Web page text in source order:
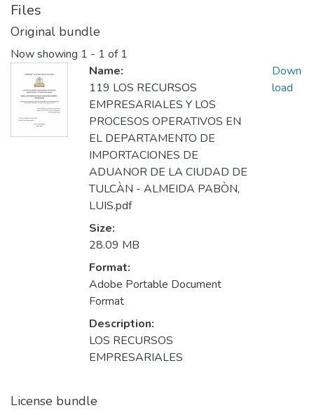
Files
Original bundle
Now showing 1 - 1 of 1
Name:
119 LOS RECURSOS
EMPRESARIALES Y LOS
PROCESOS OPERATIVOS EN
EL DEPARTAMENTO DE
IMPORTACIONES DE
ADUANOR DE LA CIUDAD DE
TULCÀN - ALMEIDA PABÒN,
LUIS.pdf
Size:
28.09 MB
Format:
Adobe Portable Document
Format
Description:
LOS RECURSOS
EMPRESARIALES
Down
load
License bundle